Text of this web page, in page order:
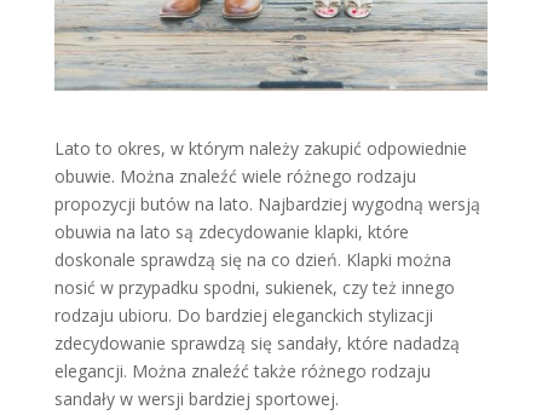
Lato to okres, w którym należy zakupić odpowiednie
obuwie. Można znaleźć wiele różnego rodzaju
propozycji butów na lato. Najbardziej wygodną wersją
obuwia na lato są zdecydowanie klapki, które
doskonale sprawdzą się na co dzień. Klapki można
nosić w przypadku spodni, sukienek, czy też innego
rodzaju ubioru. Do bardziej eleganckich stylizacji
zdecydowanie sprawdzą się sandały, które nadadzą
elegancji. Można znaleźć także różnego rodzaju
sandały w wersji bardziej sportowej.